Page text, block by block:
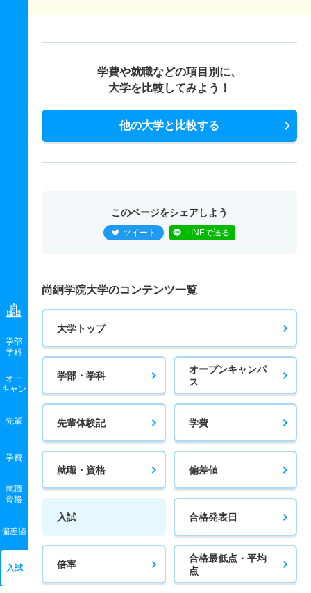
学部
学科
オー
キャン
先輩
学費
就職
資格
偏差値
入試
学費や就職などの項目別に、
大学を比較してみよう！
他の大学と比較する
このページをシェアしよう
ツイート LINEで送る
尚絅学院大学のコンテンツ一覧
大学トップ
学部・学科
オープンキャンパ
ス
先輩体験記 学費
就職・資格 偏差値
入試 合格発表日
倍率
合格最低点・平均
点